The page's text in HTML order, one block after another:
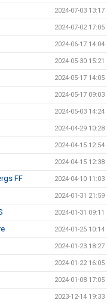
2024-07-03 13:17
2024-07-02 17:05
2024-06-17 14:04
2024-05-30 15:21
2024-05-17 14:05
2024-05-17 09:03
2024-05-03 14:24
2024-04-29 10:28
2024-04-15 12:54
2024-04-15 12:38
FF 2024-04-10 11:03
2024-01-31 21:59
2024-01-31 09:11
2024-01-25 10:14
2024-01-23 18:27
2024-01-22 16:05
2024-01-08 17:05
2023-12-14 19:33